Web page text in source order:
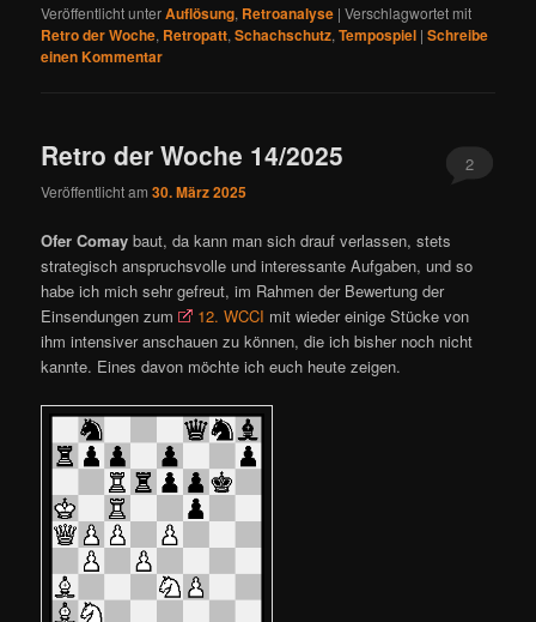
Veröffentlicht unterAuflösung, Retroanalyse |Verschlagwortet mit
Retro der Woche, Retropatt,Schachschutz,Tempospiel |Schreibe
einen Kommentar
Retro der Woche 14/2025
Veröffentlicht am30. März 2025
2
Ofer Comay baut, da kann man sich drauf verlassen, stets
strategisch anspruchsvolle und interessante Aufgaben, und so
habe ich mich sehr gefreut, im Rahmen der Bewertung der
Einsendungen zum
12. WCCI mit wieder einige Stücke von
ihm intensiver anschauen zu können, die ich bisher noch nicht
kannte. Eines davon möchte ich euch heute zeigen.